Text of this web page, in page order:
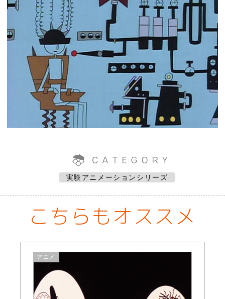
実験アニメーションシリーズ
こちらもオススメ
アニメ